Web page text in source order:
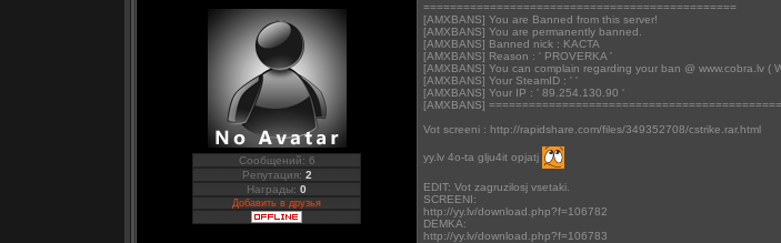
Сообщений: 6
Репутация: 2
Награды: 0
Добавить в друзья
===============================================
[AMXBANS] You are Banned from this server!
[AMXBANS] You are permanently banned.
[AMXBANS] Banned nick : KACTA
[AMXBANS] Reason : ' PROVERKA '
[AMXBANS] You can complain regarding your ban @ www.cobra.lv (
[AMXBANS] Your SteamID : ' '
[AMXBANS] Your IP : ' 89.254.130.90 '
[AMXBANS]
Vot screeni : http://rapidshare.com/files/349352708/cstrike.rar.html
yy.lv 4o-ta glju4it opjatj
EDIT: Vot zagruzilosj vsetaki.
SCREENI:
http://yy.lv/download.php?f=106782
DEMKA:
http://yy.lv/download.php?f=106783